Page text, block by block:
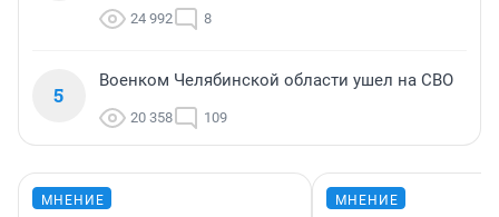
24 992 8
5
Военком Челябинской области ушел на СВО
20 358 109
МНЕНИЕ МНЕНИЕ